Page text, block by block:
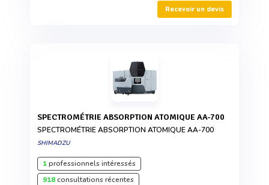
Recevoir un devis
SPECTROMÉTRIE ABSORPTION ATOMIQUE AA-700
SPECTROMÉTRIE ABSORPTION ATOMIQUE AA-700
SHIMADZU
1professionnels intéressés
918consultations récentes